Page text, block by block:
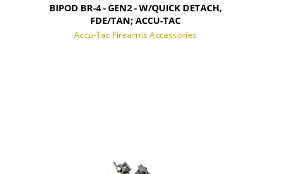
BIPOD BR-4 - GEN2 - W/QUICK DETACH,
FDE/TAN; ACCU-TAC
Accu-Tac Firearms Accessories